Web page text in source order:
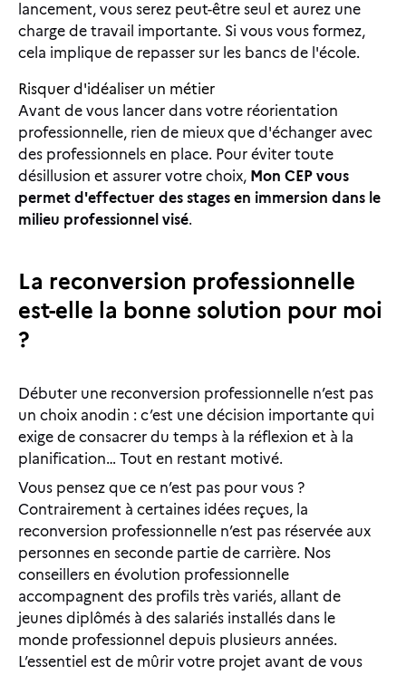
lancement, vous serez peut-être seul et aurez une
charge de travail importante. Si vous vous formez,
cela implique de repasser sur les bancs de l'école.
Risquer d'idéaliser un métier
Avant de vous lancer dans votre réorientation
professionnelle, rien de mieux que d'échanger avec
des professionnels en place. Pour éviter toute
désillusion et assurer votre choix, Mon CEP vous
permet d'effectuer des stages en immersion dans le
milieu professionnel visé.
La reconversion professionnelle
est-elle la bonne solution pour moi
?
Débuter une reconversion professionnelle n’est pas
un choix anodin : c’est une décision importante qui
exige de consacrer du temps à la réflexion et à la
planification… Tout en restant motivé.
Vous pensez que ce n’est pas pour vous ?
Contrairement à certaines idées reçues, la
reconversion professionnelle n’est pas réservée aux
personnes en seconde partie de carrière. Nos
conseillers en évolution professionnelle
accompagnent des profils très variés, allant de
jeunes diplômés à des salariés installés dans le
monde professionnel depuis plusieurs années.
L’essentiel est de mûrir votre projet avant de vous